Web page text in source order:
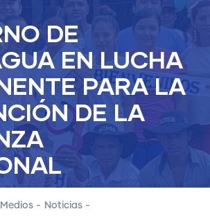
DE
EN LUCHA
PARA LA
DE LA
- Noticias -